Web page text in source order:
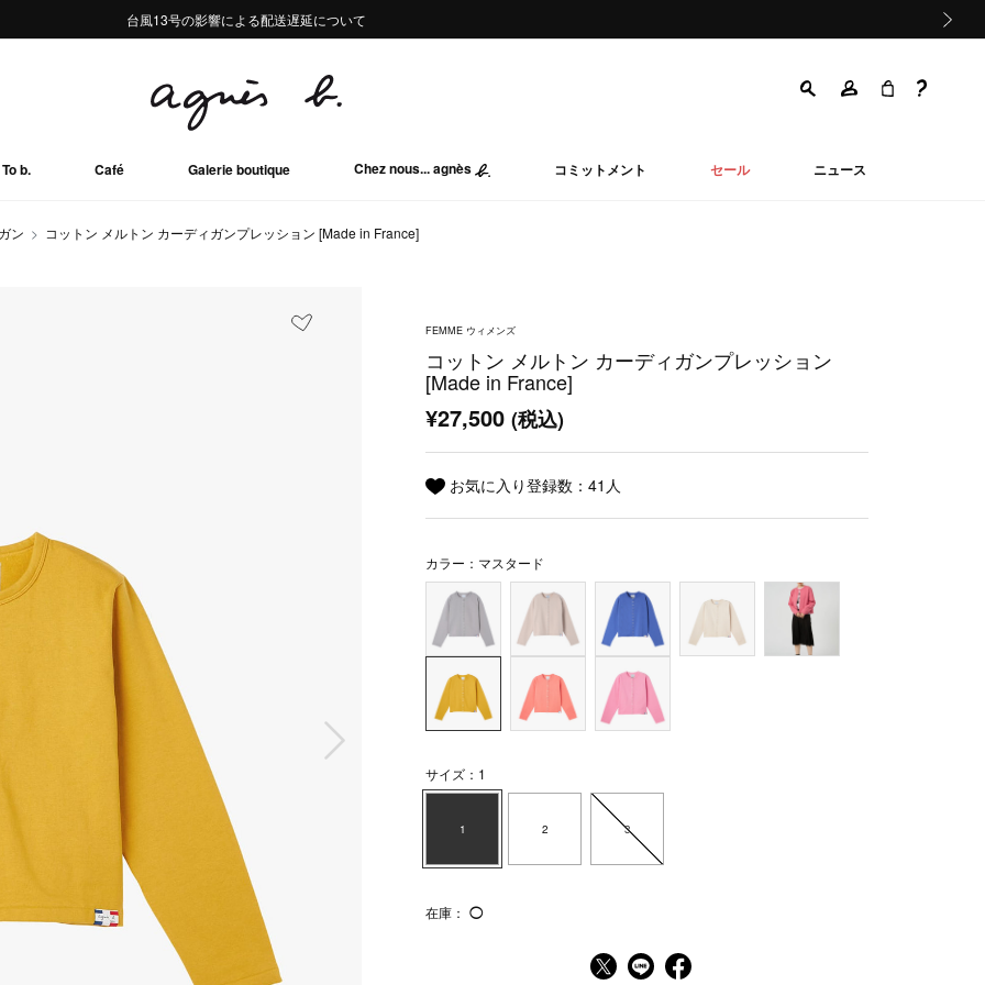
熊本地域地震の影響による配送遅延について
Summer Sale 2buy10%OFF!!
台風13号の影響による配送遅延について
熊本地域地震の影響による配送遅延について
Summer Sale 2buy10%OFF!!
To b. Café Galerie boutique Chez nous... agnès コミットメント セール ニュース
ン コットン メルトン カーディガンプレッション [Made in France]
FEMME ウィメンズ
コットン メルトン カーディガンプレッション
[Made in France]
¥27,500(税込)
お気に入り登録数：41 人
カラー：マスタード
サイズ：1
1 2 3
在庫： ◯